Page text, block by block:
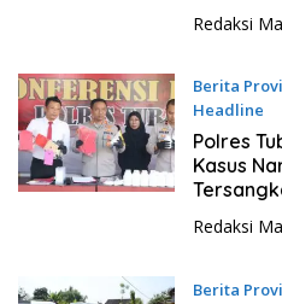
Redaksi
Berita
Headline
26 Juni
Polres
Kasus
Redaksi
Berita